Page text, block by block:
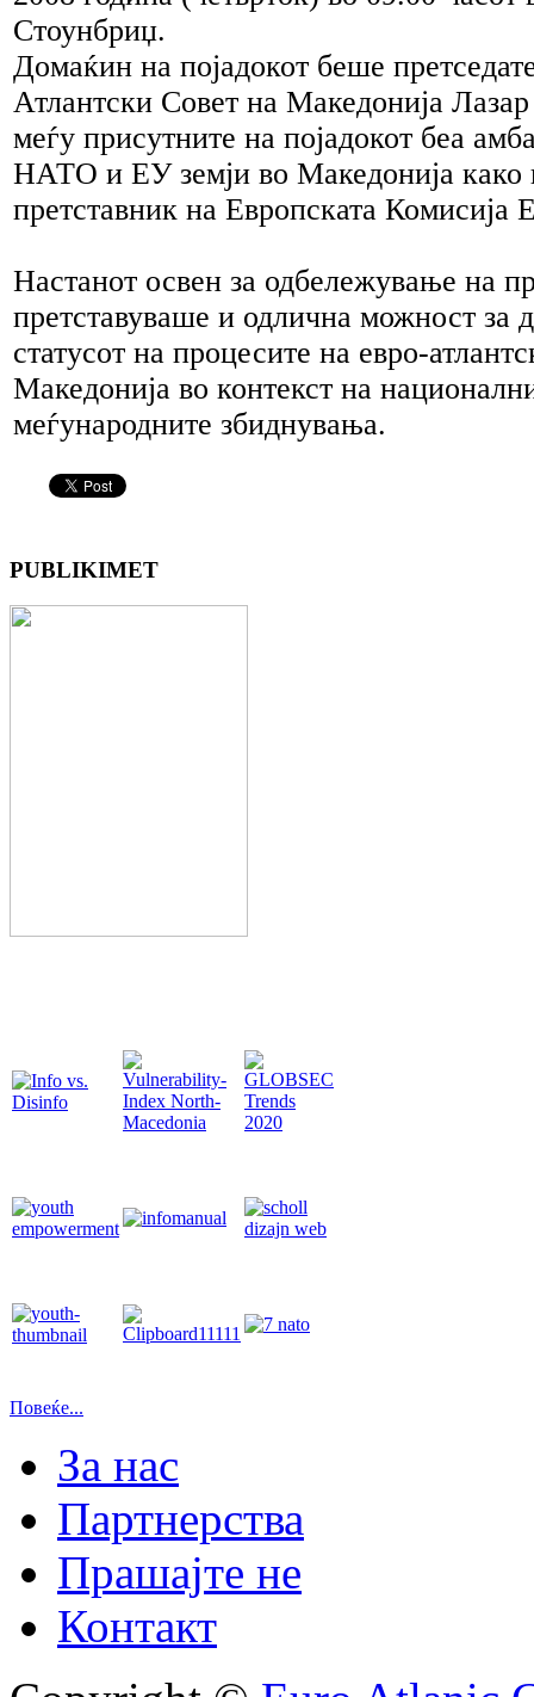
Стоунбриџ.
Домаќин на појадокот беше
Атлантски Совет на Македонија
меѓу присутните на појадокот беа
НАТО и ЕУ земји во Македонија како
претставник на Европската Комисија
Настанот освен за одбележување на
претставуваше и одлична можност за
статусот на процесите на евро-
Македонија во контекст на
меѓународните збиднувања.
PUBLIKIMET
Повеќе...
За нас
Партнерства
Прашајте не
Контакт